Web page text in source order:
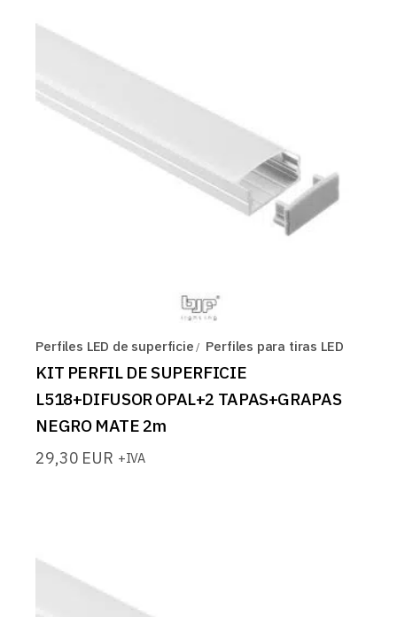
Perfiles LED de superficie Perfiles para tiras LED
KIT PERFIL DE SUPERFICIE
L518+DIFUSOR OPAL+2 TAPAS+GRAPAS
NEGRO MATE 2m
29,30 EUR +IVA